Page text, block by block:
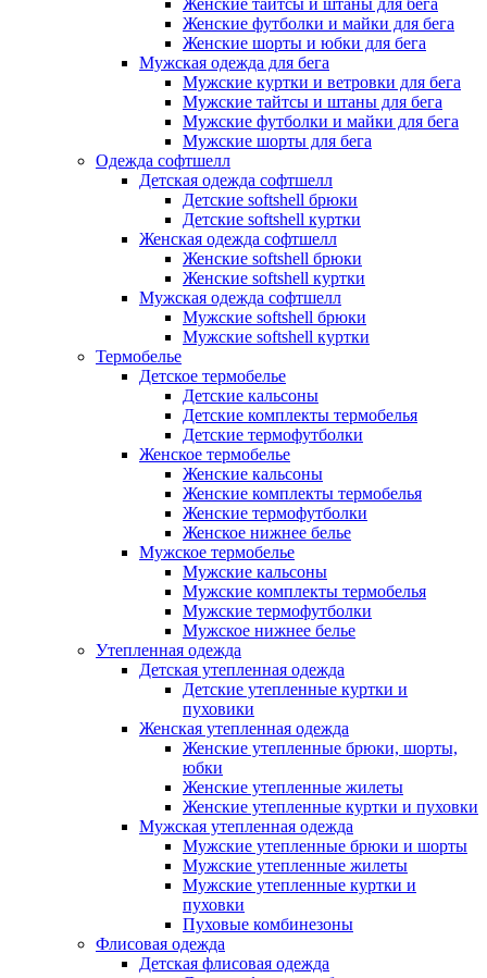
Женские тайтсы и штаны для бега
Женские футболки и майки для бега
Женские шорты и юбки для бега
Мужская одежда для бега
Мужские куртки и ветровки для бега
Мужские тайтсы и штаны для бега
Мужские футболки и майки для бега
Мужские шорты для бега
Одежда софтшелл
Детская одежда софтшелл
Детские softshell брюки
Детские softshell куртки
Женская одежда софтшелл
Женские softshell брюки
Женские softshell куртки
Мужская одежда софтшелл
Мужские softshell брюки
Мужские softshell куртки
Термобелье
Детское термобелье
Детские кальсоны
Детские комплекты термобелья
Детские термофутболки
Женское термобелье
Женские кальсоны
Женские комплекты термобелья
Женские термофутболки
Женское нижнее белье
Мужское термобелье
Мужские кальсоны
Мужские комплекты термобелья
Мужские термофутболки
Мужское нижнее белье
Утепленная одежда
Детская утепленная одежда
Детские утепленные куртки и
пуховики
Женская утепленная одежда
Женские утепленные брюки, шорты,
юбки
Женские утепленные жилеты
Женские утепленные куртки и пуховки
Мужская утепленная одежда
Мужские утепленные брюки и шорты
Мужские утепленные жилеты
Мужские утепленные куртки и
пуховки
Пуховые комбинезоны
Флисовая одежда
Детская флисовая одежда